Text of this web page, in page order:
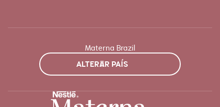
Materna Brazil
ALTERAR PAÍS